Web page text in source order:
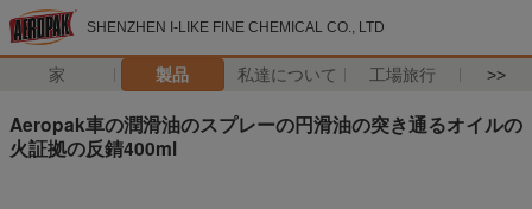
SHENZHEN I-LIKE FINE CHEMICAL CO., LTD
家 製品 私達について 工場旅行 >>
Aeropak車の潤滑油のスプレーの円滑油の突き通るオイルの
火証拠の反錆400ml